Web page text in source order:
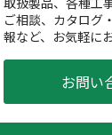
ご相談、カタログ
報など、お気軽に
お問い